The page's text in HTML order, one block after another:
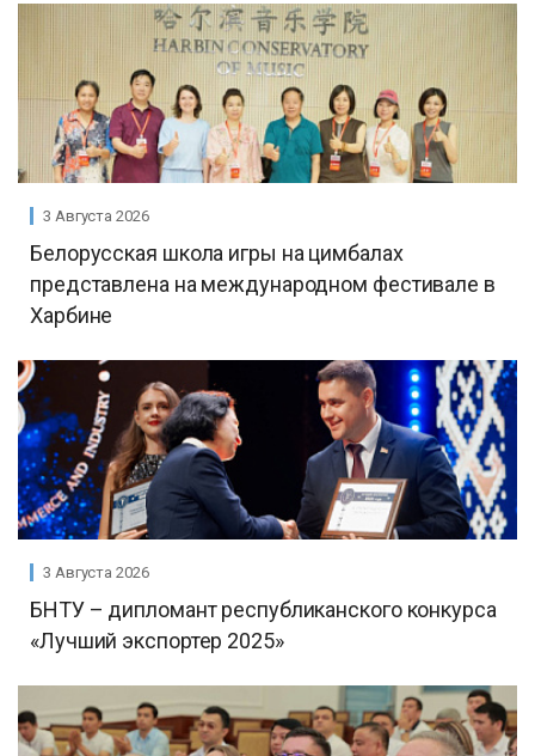
3 Августа 2026
Белорусская школа игры на цимбалах
представлена на международном фестивале в
Харбине
3 Августа 2026
БНТУ – дипломант республиканского конкурса
«Лучший экспортер 2025»